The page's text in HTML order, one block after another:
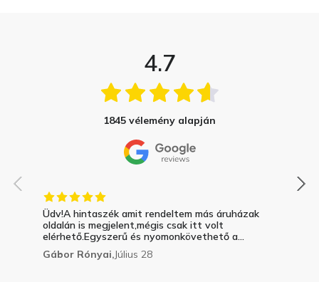
4.7
1845 vélemény alapján
Üdv!A hintaszék amit rendeltem más áruházak
oldalán is megjelent,mégis csak itt volt
elérhető.Egyszerű és nyomonkövethető a...
Gábor Rónyai,Július 28